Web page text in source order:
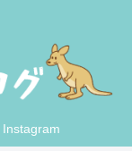
Instagram